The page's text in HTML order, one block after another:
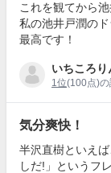
これを観てから
私の池井戸潤のド
最高です！
いちころり
1位(100点)の
気分爽快！
半沢直樹といえ
しだ!」というフ